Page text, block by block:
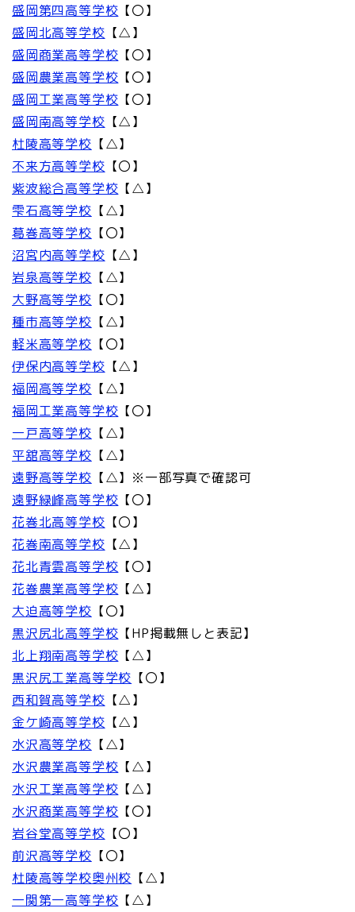
盛岡第四高等学校 【〇】
盛岡北高等学校 【△】
盛岡商業高等学校 【〇】
盛岡農業高等学校 【〇】
盛岡工業高等学校 【〇】
盛岡南高等学校 【△】
杜陵高等学校 【△】
不来方高等学校 【〇】
紫波総合高等学校 【△】
雫石高等学校 【△】
葛巻高等学校 【〇】
沼宮内高等学校 【△】
岩泉高等学校 【△】
大野高等学校 【〇】
種市高等学校 【△】
軽米高等学校 【〇】
伊保内高等学校 【△】
福岡高等学校 【△】
福岡工業高等学校 【〇】
一戸高等学校 【△】
平舘高等学校 【△】
遠野高等学校 【△】※一部写真で確認可
遠野緑峰高等学校 【〇】
花巻北高等学校 【〇】
花巻南高等学校 【△】
花北青雲高等学校 【〇】
花巻農業高等学校 【△】
大迫高等学校 【〇】
黒沢尻北高等学校 【HP掲載無しと表記】
北上翔南高等学校 【△】
黒沢尻工業高等学校 【〇】
西和賀高等学校 【△】
金ケ崎高等学校 【△】
水沢高等学校 【△】
水沢農業高等学校 【△】
水沢工業高等学校 【△】
水沢商業高等学校 【〇】
岩谷堂高等学校 【〇】
前沢高等学校 【〇】
杜陵高等学校奥州校 【△】
一関第一高等学校 【△】